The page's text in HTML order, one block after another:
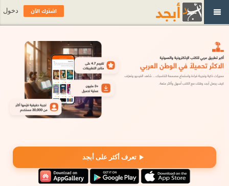
تعرف أكثر على أبجد
اشترك الآن دخول